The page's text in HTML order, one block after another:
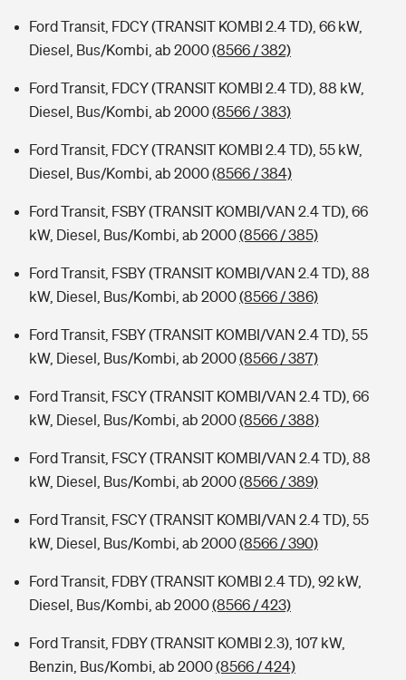
Ford Transit, FDCY (TRANSIT KOMBI 2.4 TD), 66 kW,
Diesel, Bus/Kombi, ab 2000(8566 / 382)
Ford Transit, FDCY (TRANSIT KOMBI 2.4 TD), 88 kW,
Diesel, Bus/Kombi, ab 2000(8566 / 383)
Ford Transit, FDCY (TRANSIT KOMBI 2.4 TD), 55 kW,
Diesel, Bus/Kombi, ab 2000(8566 / 384)
Ford Transit, FSBY (TRANSIT KOMBI/VAN 2.4 TD), 66
kW, Diesel, Bus/Kombi, ab 2000(8566 / 385)
Ford Transit, FSBY (TRANSIT KOMBI/VAN 2.4 TD), 88
kW, Diesel, Bus/Kombi, ab 2000(8566 / 386)
Ford Transit, FSBY (TRANSIT KOMBI/VAN 2.4 TD), 55
kW, Diesel, Bus/Kombi, ab 2000(8566 / 387)
Ford Transit, FSCY (TRANSIT KOMBI/VAN 2.4 TD), 66
kW, Diesel, Bus/Kombi, ab 2000(8566 / 388)
Ford Transit, FSCY (TRANSIT KOMBI/VAN 2.4 TD), 88
kW, Diesel, Bus/Kombi, ab 2000(8566 / 389)
Ford Transit, FSCY (TRANSIT KOMBI/VAN 2.4 TD), 55
kW, Diesel, Bus/Kombi, ab 2000(8566 / 390)
Ford Transit, FDBY (TRANSIT KOMBI 2.4 TD), 92 kW,
Diesel, Bus/Kombi, ab 2000(8566 / 423)
Ford Transit, FDBY (TRANSIT KOMBI 2.3), 107 kW,
Benzin, Bus/Kombi, ab 2000(8566 / 424)